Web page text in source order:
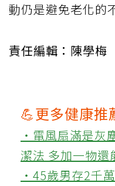
動仍是避免老化的
責任編輯：陳學梅
💪更多健康推
‧電風扇滿是灰
潔法 多加一物還
‧45歲男存2千